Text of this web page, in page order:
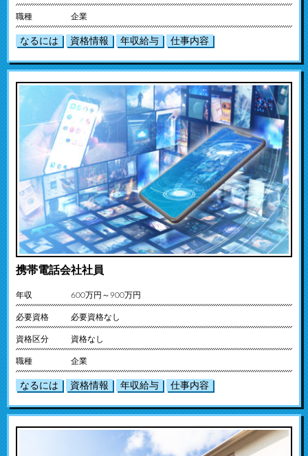
職種 企業
なるには 資格情報 年収給与 仕事内容
携帯電話会社社員
年収 600万円～900万円
必要資格 必要資格なし
資格区分 資格なし
職種 企業
なるには 資格情報 年収給与 仕事内容